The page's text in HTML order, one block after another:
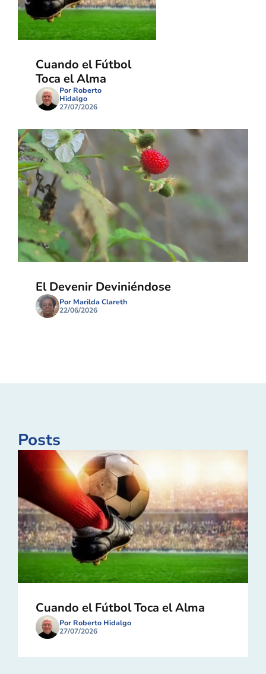
Cuando el Fútbol
Toca el Alma
Por Roberto
Hidalgo
27/07/2026
El Devenir Deviniéndose
Por Marilda Clareth
22/06/2026
Posts
Cuando el Fútbol Toca el Alma
Por Roberto Hidalgo
27/07/2026